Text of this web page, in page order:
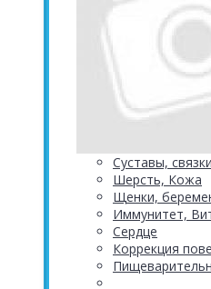
Суставы,
Шерсть, Кожа
Щенки,
Иммунитет,
Сердце
Коррекция